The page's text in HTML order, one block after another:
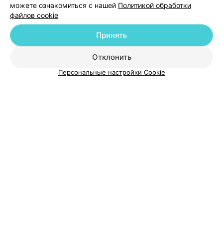
О проекте Новости проекта
Размещение рекламы
Медицинский маркетинг
Публичный договор
Пользовательское соглашение
Способы оплаты
можете ознакомиться с нашей Политикой обработки
файлов cookie
Отклонить
Принять
Персональные настройки Cookie